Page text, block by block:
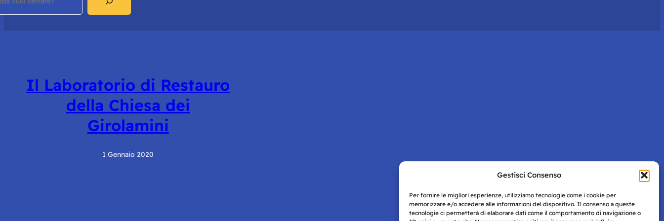
Gestisci Consenso
Per fornire le migliori esperienze, utilizziamo tecnologie come i cookie per
memorizzare e/o accedere alle informazioni del dispositivo. Il consenso a queste
tecnologie ci permetterà di elaborare dati come il comportamento di navigazione o
Il Laboratorio di Restauro
della Chiesa dei
Girolamini
1 Gennaio 2020